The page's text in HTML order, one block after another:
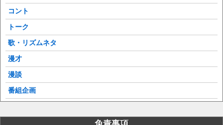
コント
トーク
歌・リズムネタ
漫才
漫談
番組企画